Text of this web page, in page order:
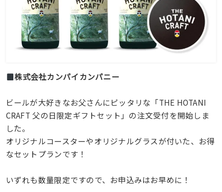
株式会社カンパイカンパニー
ビールが大好きなお父さんにピッタリな「THE HOTANI
CRAFT 父の日限定ギフトセット」の注文受付を開始しま
した。
オリジナルコースターやオリジナルグラスが付いた、お得
なセットプランです！
いずれも数量限定ですので、お申込みはお早めに！